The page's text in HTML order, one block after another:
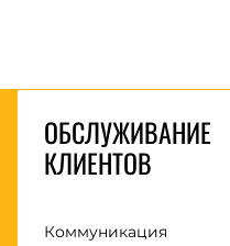
ОБСЛУЖИВАНИЕ
КЛИЕНТОВ
Коммуникация